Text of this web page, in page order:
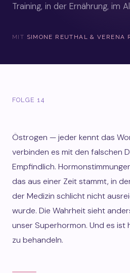
Training, in der Ernährung, im
MIT SIMONE REUTHAL & VERENA
FOLGE 14
Östrogen — jeder kennt das
verbinden es mit den falschen
Empfindlich.
das aus einer Zeit stammt, in
der Medizin schlicht nicht
wurde. Die Wahrheit sieht
unser Superhormon. Und es ist
zu behandeln.